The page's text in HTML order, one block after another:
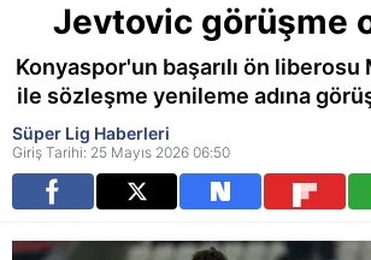
Jevtovic görüşme
Konyaspor'un başarılı ön
ile sözleşme yenileme adına
Süper Lig Haberleri
Giriş Tarihi: 25 Mayıs 2026 06:50